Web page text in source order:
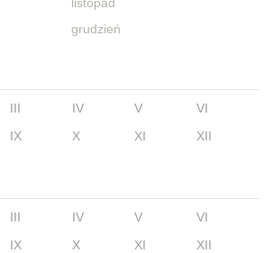
grudzień
III IV V
VI
IX X XI XII
III IV V
VI
IX X XI XII